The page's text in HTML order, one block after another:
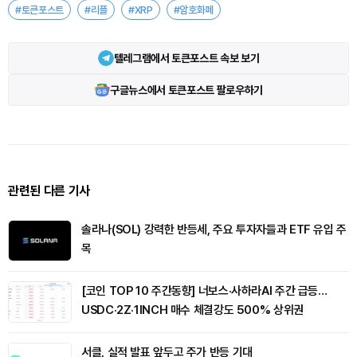
#토큰포스트 #리플 #XRP #암호화폐
텔레그램에서 토큰포스트 속보 보기
구글뉴스에서 토큰포스트 팔로우하기
관련된 다른 기사
솔라나(SOL) 강력한 반등세, 주요 투자자들과 ETF 유입 주
목
[코인 TOP 10 주간동향] 너보스·사하라AI 주간 급등…
USDC·2Z·1INCH 매수 체결강도 500% 상위권
서클, 실적 발표 앞두고 주가 반등 기대